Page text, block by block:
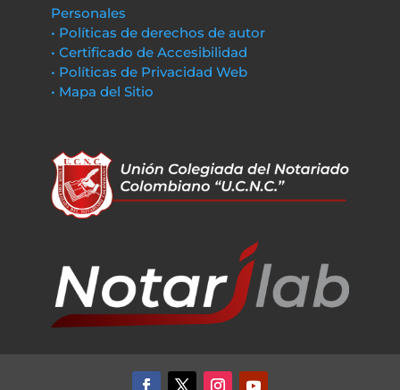
Personales
• Políticas de derechos de autor
• Certificado de Accesibilidad
• Políticas de Privacidad Web
• Mapa del Sitio